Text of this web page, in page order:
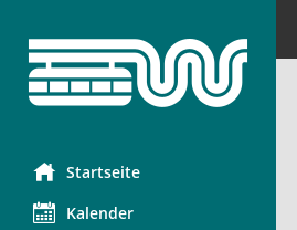
Startseite
Kalender